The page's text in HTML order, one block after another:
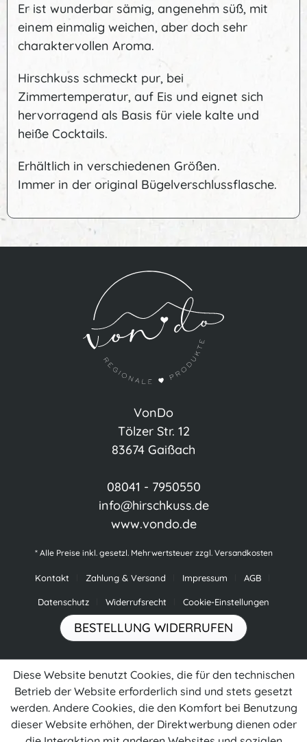
Er ist wunderbar sämig, angenehm süß, mit
einem einmalig weichen, aber doch sehr
charaktervollen Aroma.
Hirschkuss schmeckt pur, bei
Zimmertemperatur, auf Eis und eignet sich
hervorragend als Basis für viele kalte und
heiße Cocktails.
Erhältlich in verschiedenen Größen.
Immer in der original Bügelverschlussflasche.
VonDo
Tölzer Str. 12
83674 Gaißach
08041 - 7950550
info@hirschkuss.de
www.vondo.de
* Alle Preise inkl. gesetzl. Mehrwertsteuer zzgl. Versandkosten
Kontakt Zahlung & Versand Impressum AGB
Datenschutz Widerrufsrecht Cookie-Einstellungen
BESTELLUNG WIDERRUFEN
Diese Website benutzt Cookies, die für den technischen
Betrieb der Website erforderlich sind und stets gesetzt
werden. Andere Cookies, die den Komfort bei Benutzung
dieser Website erhöhen, der Direktwerbung dienen oder